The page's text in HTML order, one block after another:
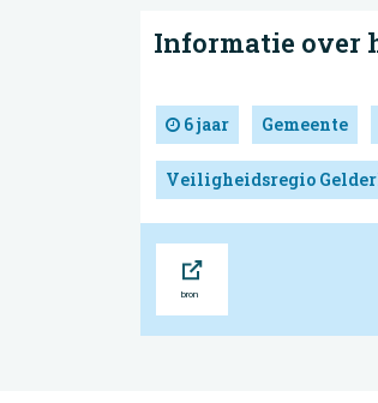
Informatie over
6 jaar Gemeente
Veiligheidsregio